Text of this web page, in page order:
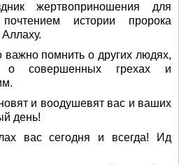
жертвоприношения для
истории пророка
помнить о других людях,
о совершенных грехах и
и воодушевят вас и ваших
день!
вас сегодня и всегда! Ид